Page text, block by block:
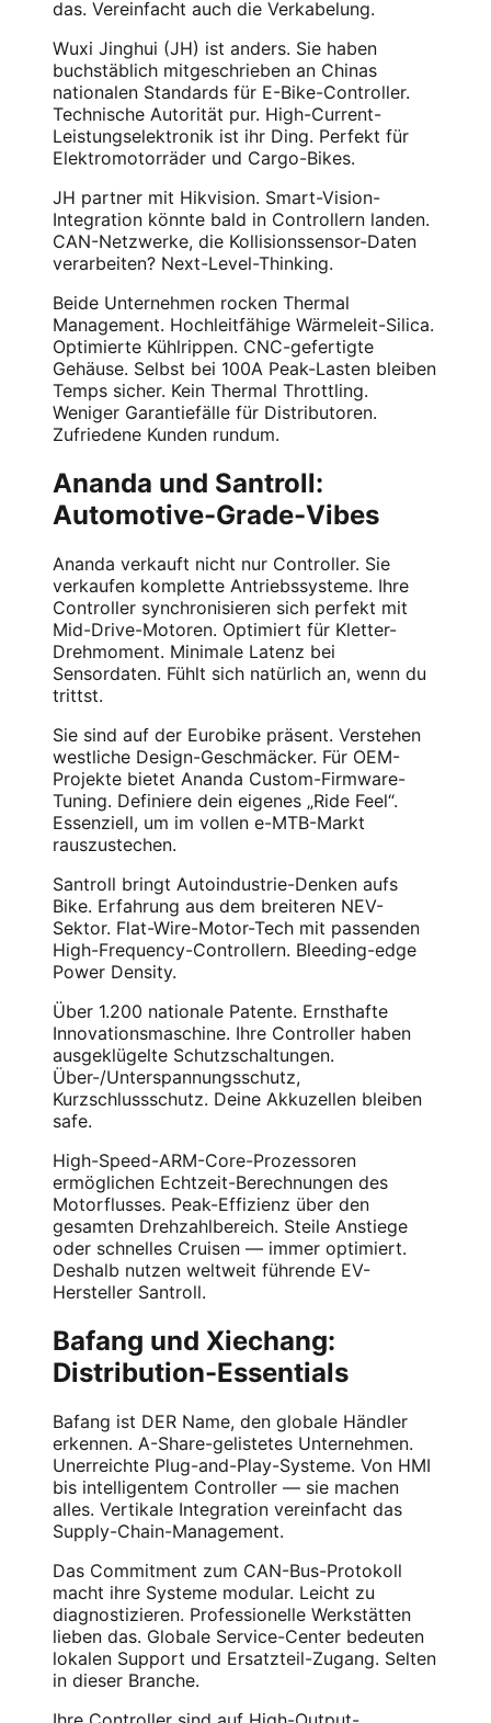
das. Vereinfacht auch die Verkabelung.
Wuxi Jinghui (JH) ist anders. Sie haben
buchstäblich mitgeschrieben an Chinas
nationalen Standards für E-Bike-Controller.
Technische Autorität pur. High-Current-
Leistungselektronik ist ihr Ding. Perfekt für
Elektromotorräder und Cargo-Bikes.
JH partner mit Hikvision. Smart-Vision-
Integration könnte bald in Controllern landen.
CAN-Netzwerke, die Kollisionssensor-Daten
verarbeiten? Next-Level-Thinking.
Beide Unternehmen rocken Thermal
Management. Hochleitfähige Wärmeleit-Silica.
Optimierte Kühlrippen. CNC-gefertigte
Gehäuse. Selbst bei 100A Peak-Lasten bleiben
Temps sicher. Kein Thermal Throttling.
Weniger Garantiefälle für Distributoren.
Zufriedene Kunden rundum.
Ananda und Santroll:
Automotive-Grade-Vibes
Ananda verkauft nicht nur Controller. Sie
verkaufen komplette Antriebssysteme. Ihre
Controller synchronisieren sich perfekt mit
Mid-Drive-Motoren. Optimiert für Kletter-
Drehmoment. Minimale Latenz bei
Sensordaten. Fühlt sich natürlich an, wenn du
trittst.
Sie sind auf der Eurobike präsent. Verstehen
westliche Design-Geschmäcker. Für OEM-
Projekte bietet Ananda Custom-Firmware-
Tuning. Definiere dein eigenes „Ride Feel“.
Essenziell, um im vollen e-MTB-Markt
rauszustechen.
Santroll bringt Autoindustrie-Denken aufs
Bike. Erfahrung aus dem breiteren NEV-
Sektor. Flat-Wire-Motor-Tech mit passenden
High-Frequency-Controllern. Bleeding-edge
Power Density.
Über 1.200 nationale Patente. Ernsthafte
Innovationsmaschine. Ihre Controller haben
ausgeklügelte Schutzschaltungen.
Über-/Unterspannungsschutz,
Kurzschlussschutz. Deine Akkuzellen bleiben
safe.
High-Speed-ARM-Core-Prozessoren
ermöglichen Echtzeit-Berechnungen des
Motorflusses. Peak-Effizienz über den
gesamten Drehzahlbereich. Steile Anstiege
oder schnelles Cruisen — immer optimiert.
Deshalb nutzen weltweit führende EV-
Hersteller Santroll.
Bafang und Xiechang:
Distribution-Essentials
Bafang ist DER Name, den globale Händler
erkennen. A-Share-gelistetes Unternehmen.
Unerreichte Plug-and-Play-Systeme. Von HMI
bis intelligentem Controller — sie machen
alles. Vertikale Integration vereinfacht das
Supply-Chain-Management.
Das Commitment zum CAN-Bus-Protokoll
macht ihre Systeme modular. Leicht zu
diagnostizieren. Professionelle Werkstätten
lieben das. Globale Service-Center bedeuten
lokalen Support und Ersatzteil-Zugang. Selten
in dieser Branche.